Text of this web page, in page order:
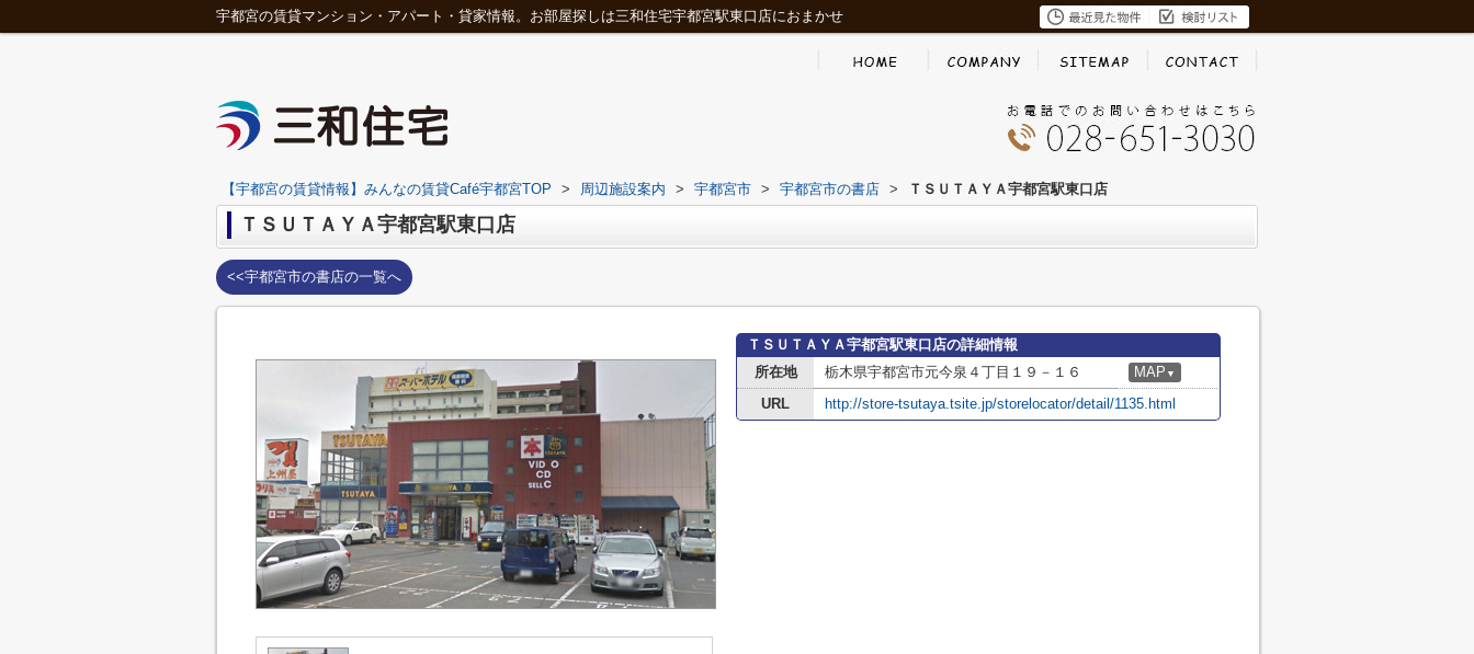
宇都宮の賃貸マンション・アパート・貸家情報。お部屋探しは三和住宅宇都宮駅東口店におまかせ
【宇都宮の賃貸情報】みんなの賃貸Café宇都宮TOP > 周辺施設案内 > 宇都宮市 > 宇都宮市の書店 > ＴＳＵＴＡＹＡ宇都宮駅東口店
ＴＳＵＴＡＹＡ宇都宮駅東口店
<<宇都宮市の書店の一覧へ
ＴＳＵＴＡＹＡ宇都宮駅東口店の詳細情報
所在地
栃木県宇都宮市元今泉４丁目１９－１６ MAP ▼
URL http://store-tsutaya.tsite.jp/storelocator/detail/1135.html